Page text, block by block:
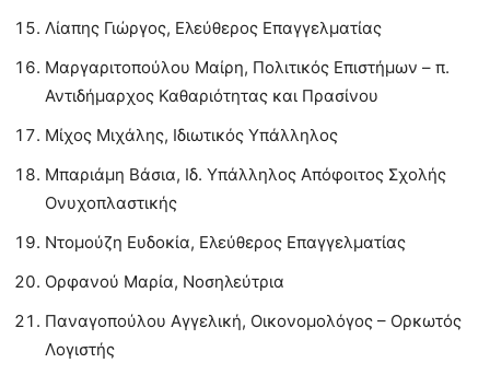
Λίαπης Γιώργος, Ελεύθερος Επαγγελματίας
Μαργαριτοπούλου Μαίρη, Πολιτικός Επιστήμων – π.
Αντιδήμαρχος Καθαριότητας και Πρασίνου
Μίχος Μιχάλης, Ιδιωτικός Υπάλληλος
Μπαριάμη Βάσια, Ιδ. Υπάλληλος Απόφοιτος Σχολής
Ονυχοπλαστικής
Ντομούζη Ευδοκία, Ελεύθερος Επαγγελματίας
Ορφανού Μαρία, Νοσηλεύτρια
Παναγοπούλου Αγγελική, Οικονομολόγος – Ορκωτός
Λογιστής